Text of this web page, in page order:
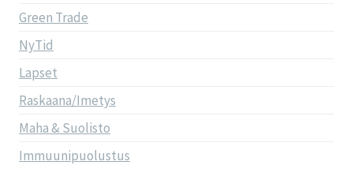
Green Trade
NyTid
Lapset
Raskaana/Imetys
Maha & Suolisto
Immuunipuolustus